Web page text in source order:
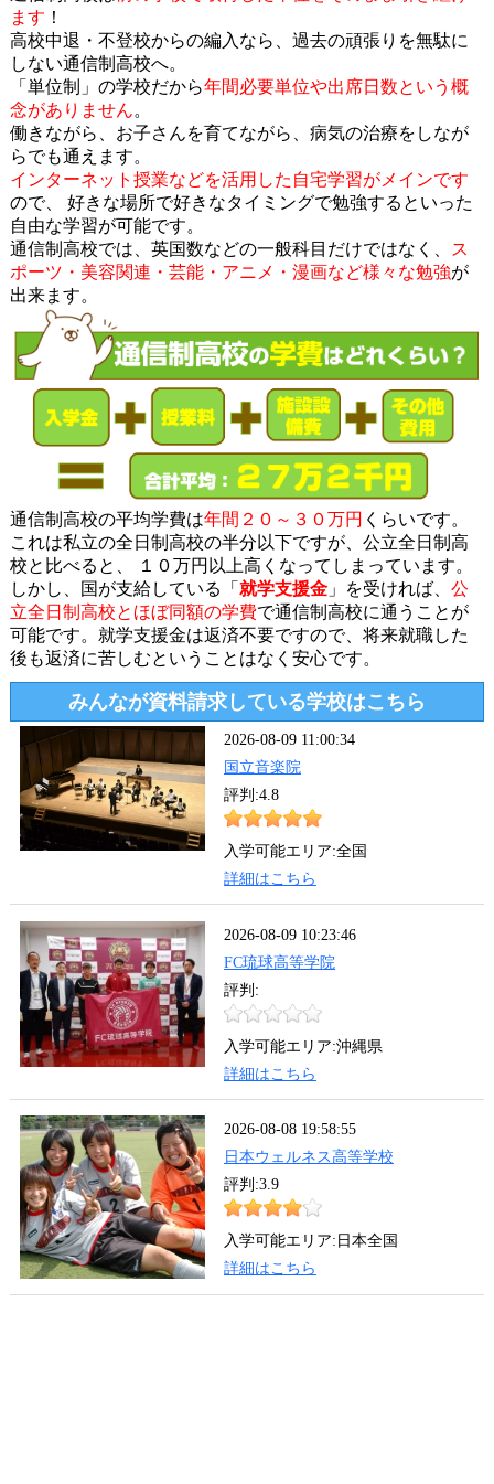
ます ！
高校中退・不登校からの編入なら、過去の頑張りを無駄に
しない通信制高校へ。
「単位制」の学校だから年間必要単位や出席日数という概
念がありません。
働きながら、お子さんを育てながら、病気の治療をしなが
らでも通えます。
インターネット授業などを活用した自宅学習がメインです
ので、 好きな場所で好きなタイミングで勉強するといった
自由な学習が可能です。
通信制高校では、英国数などの一般科目だけではなく、
ス
ポーツ・美容関連・芸能・アニメ・漫画など様々な勉強が
出来ます。
通信制高校の平均学費は年間２０～３０万円 くらいです。
これは私立の全日制高校の半分以下ですが、公立全日制高
校と比べると、 １０万円以上高くなってしまっています。
しかし、国が支給している「 就学支援金」を受ければ、 公
立全日制高校とほぼ同額の学費で通信制高校に通うことが
可能です。就学支援金は返済不要ですので、将来就職した
後も返済に苦しむということはなく安心です。
みんなが資料請求している学校はこちら